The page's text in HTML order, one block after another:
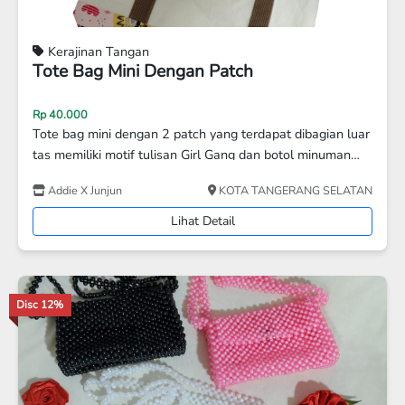
Kerajinan Tangan
TAS HP
Rp 120.000
Tas dengan tali panjang dari manik-manik dengan desain
anyaman yang rapi dan seragam
Adriana Hastarini KOTA ADM. JAKARTA
Lihat Detail
Disc 3%